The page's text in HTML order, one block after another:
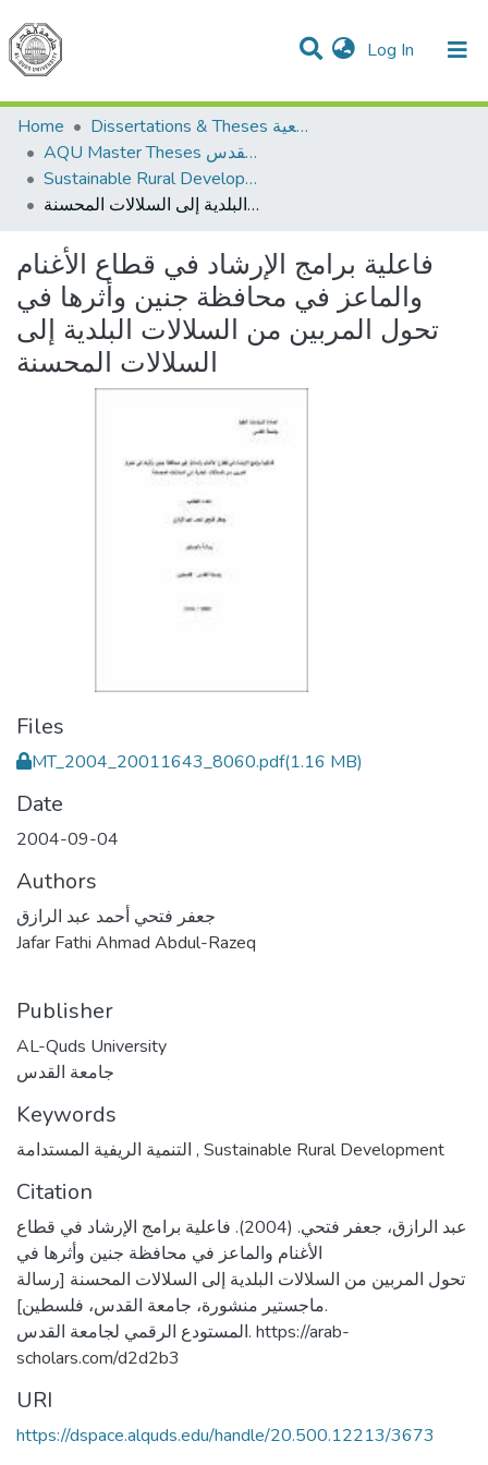
Log In (current)
Communities & Collections
All of DSpace
Home
Dissertations & Theses الرسائل الجامعية
AQU Master Theses الرسائل الجامعية الخاصة بجامعة القدس
Sustainable Rural Development التنمية الريفية المستدامة
فاعلية برامج الإرشاد في قطاع الأغنام والماعز في محافظة جنين وأثرها في تحول المربين من السلالات البلدية إلى السلالات المحسنة
فاعلية برامج الإرشاد في قطاع الأغنام
والماعز في محافظة جنين وأثرها في
تحول المربين من السلالات البلدية إلى
السلالات المحسنة
Files
MT_2004_20011643_8060.pdf(1.16 MB)
Date
2004-09-04
Authors
جعفر فتحي أحمد عبد الرازق
Jafar Fathi Ahmad Abdul-Razeq
Publisher
AL-Quds University
جامعة القدس
Keywords
, Sustainable Rural Development
Citation
عبد الرازق، جعفر فتحي. (2004). فاعلية برامج الإرشاد في قطاع
الأغنام والماعز في محافظة جنين وأثرها في
تحول المربين من السلالات البلدية إلى السلالات المحسنة [رسالة
ماجستير منشورة، جامعة القدس، فلسطين].
المستودع الرقمي لجامعة القدس. https://arab-
scholars.com/d2d2b3
URI
https://dspace.alquds.edu/handle/20.500.12213/3673